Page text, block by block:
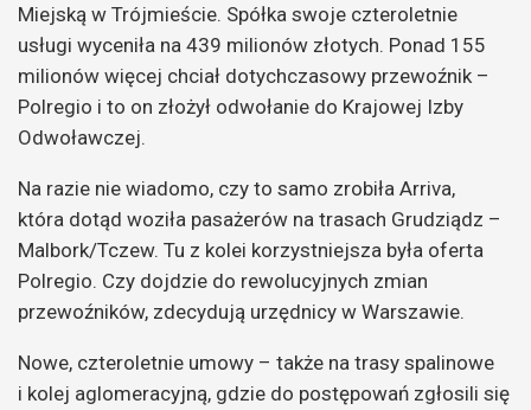
Miejską w Trójmieście. Spółka swoje czteroletnie
usługi wyceniła na 439 milionów złotych. Ponad 155
milionów więcej chciał dotychczasowy przewoźnik –
Polregio i to on złożył odwołanie do Krajowej Izby
Odwoławczej.
Na razie nie wiadomo, czy to samo zrobiła Arriva,
która dotąd woziła pasażerów na trasach Grudziądz –
Malbork/Tczew. Tu z kolei korzystniejsza była oferta
Polregio. Czy dojdzie do rewolucyjnych zmian
przewoźników, zdecydują urzędnicy w Warszawie.
Nowe, czteroletnie umowy – także na trasy spalinowe
i kolej aglomeracyjną, gdzie do postępowań zgłosili się